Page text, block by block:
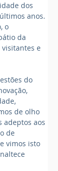
dos
anos.
o
da
e
do
de olho
adeptos aos
de
vimos isto